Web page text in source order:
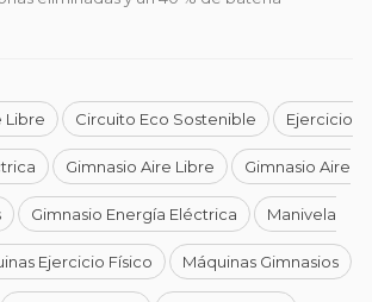
Libre Circuito Eco Sostenible Ejercicio
Gimnasio Aire Libre Gimnasio Aire
Gimnasio Energía Eléctrica Manivela
Ejercicio Físico Máquinas Gimnasios